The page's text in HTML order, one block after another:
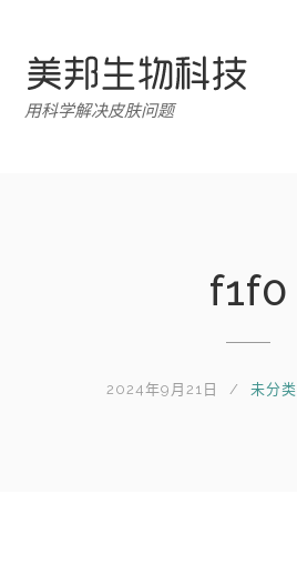
用科学解决皮肤问题
f1f0
2024年9月21日 未分类